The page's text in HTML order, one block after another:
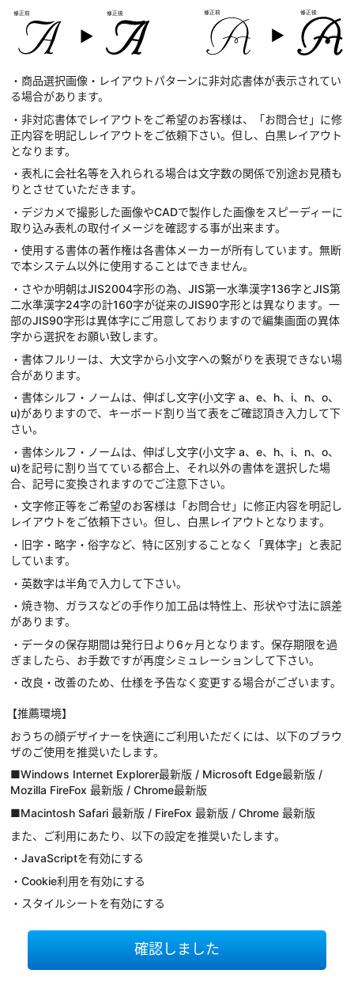
・商品選択画像・レイアウトパターンに非対応書体が表示されてい
る場合があります。
・非対応書体でレイアウトをご希望のお客様は、「お問合せ」に修
正内容を明記しレイアウトをご依頼下さい。但し、白黒レイアウト
となります。
・表札に会社名等を入れられる場合は文字数の関係で別途お見積も
りとさせていただきます。
・デジカメで撮影した画像やCADで製作した画像をスピーディーに
取り込み表札の取付イメージを確認する事が出来ます。
・使用する書体の著作権は各書体メーカーが所有しています。無断
で本システム以外に使用することはできません。
・さやか明朝はJIS2004字形の為、JIS第一水準漢字136字とJIS第
二水準漢字24字の計160字が従来のJIS90字形とは異なります。一
部のJIS90字形は異体字にご用意しておりますので編集画面の異体
字から選択をお願い致します。
・書体フルリーは、大文字から小文字への繋がりを表現できない場
合があります。
・書体シルフ・ノームは、伸ばし文字(小文字 a、e、h、i、n、o、
u)がありますので、キーボード割り当て表をご確認頂き入力して下
さい。
・書体シルフ・ノームは、伸ばし文字(小文字 a、e、h、i、n、o、
u)を記号に割り当てている都合上、それ以外の書体を選択した場
合、記号に変換されますのでご注意下さい。
・文字修正等をご希望のお客様は「お問合せ」に修正内容を明記し
レイアウトをご依頼下さい。但し、白黒レイアウトとなります。
・旧字・略字・俗字など、特に区別することなく「異体字」と表記
しています。
・英数字は半角で入力して下さい。
・焼き物、ガラスなどの手作り加工品は特性上、形状や寸法に誤差
があります。
・データの保存期間は発行日より6ヶ月となります。保存期限を過
ぎましたら、お手数ですが再度シミュレーションして下さい。
・改良・改善のため、仕様を予告なく変更する場合がございます。
【推薦環境】
おうちの顔デザイナーを快適にご利用いただくには、以下のブラウ
ザのご使用を推奨いたします。
■Windows Internet Explorer最新版 / Microsoft Edge最新版 /
Mozilla FireFox 最新版 / Chrome最新版
■Macintosh Safari 最新版 / FireFox 最新版 / Chrome 最新版
また、ご利用にあたり、以下の設定を推奨いたします。
・JavaScriptを有効にする
・Cookie利用を有効にする
・スタイルシートを有効にする
確認しました